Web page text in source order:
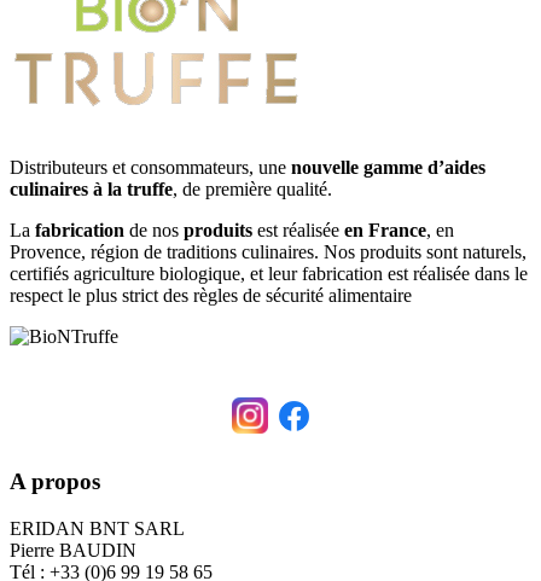
Distributeurs et consommateurs, une nouvelle gamme d’aides
culinaires à la truffe, de première qualité.
La fabrication de nos produits est réalisée en France, en
Provence, région de traditions culinaires. Nos produits sont naturels,
certifiés agriculture biologique, et leur fabrication est réalisée dans le
respect le plus strict des règles de sécurité alimentaire
A propos
ERIDAN BNT SARL
Pierre BAUDIN
Tél : +33 (0)6 99 19 58 65